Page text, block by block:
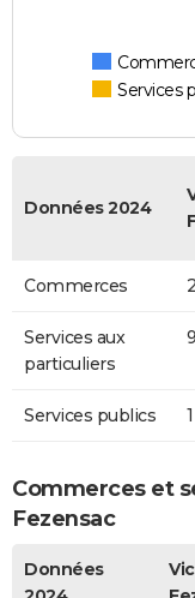
Services
Données 2024
Commerces
Services aux
particuliers
Services publics 1
Commerces et
Fezensac
Données